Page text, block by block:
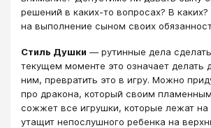
решений в каких-то вопросах? В каких?
на выполнение сыном своих
Стиль Душки ― рутинные дела
текущем моменте это означает делать
ним, превратить это в игру. Можно
про дракона, который своим
сожжет все игрушки, которые лежат на
утащит непослушного ребенка на